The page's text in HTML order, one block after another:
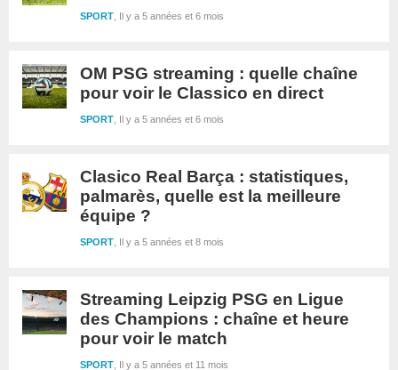
Il y a 5 années et 6 mois
SPORT
OM PSG streaming : quelle chaîne
pour voir le Classico en direct
Il y a 5 années et 6 mois
SPORT
Clasico Real Barça : statistiques,
palmarès, quelle est la meilleure
équipe ?
Il y a 5 années et 8 mois
SPORT
Streaming Leipzig PSG en Ligue
des Champions : chaîne et heure
pour voir le match
Il y a 5 années et 11 mois
SPORT